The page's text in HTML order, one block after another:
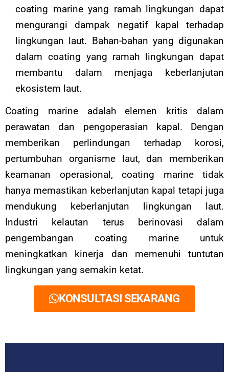
coating marine yang ramah lingkungan dapat
mengurangi dampak negatif kapal terhadap
lingkungan laut. Bahan-bahan yang digunakan
dalam coating yang ramah lingkungan dapat
membantu dalam menjaga keberlanjutan
ekosistem laut.
Coating marine adalah elemen kritis dalam
perawatan dan pengoperasian kapal. Dengan
memberikan perlindungan terhadap korosi,
pertumbuhan organisme laut, dan memberikan
keamanan operasional, coating marine tidak
hanya memastikan keberlanjutan kapal tetapi juga
mendukung keberlanjutan lingkungan laut.
Industri kelautan terus berinovasi dalam
pengembangan coating marine untuk
meningkatkan kinerja dan memenuhi tuntutan
lingkungan yang semakin ketat.
KONSULTASI SEKARANG